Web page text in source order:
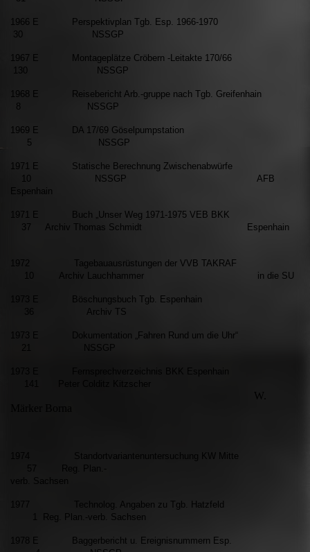
1966 E Perspektivplan Tgb. Esp. 1966-1970
30 NSSGP
1967 E Montageplätze Cröbern -Leitakte 170/66
130 NSSGP
1968 E Reisebericht Arb.-gruppe nach Tgb. Greifenhain
8 NSSGP
1969 E DA 17/69 Göselpumpstation
5 NSSGP
1971 E Statische Berechnung Zwischenabwürfe
10 NSSGP AFB
Espenhain
1971 E Buch „Unser Weg 1971-1975 VEB BKK
37
Archiv Thomas Schmidt Espenhain
1972 Tagebauausrüstungen der VVB TAKRAF
10 Archiv Lauchhammer in die SU
1973 E Böschungsbuch Tgb. Espenhain
36 Archiv TS
1973 E Dokumentation „Fahren Rund um die Uhr“
21 NSSGP
W.
1974 Standortvariantenuntersuchung KW Mitte
57 Reg. Plan.-
1977 Technolog. Angaben zu Tgb. Hatzfeld
1 Reg. Plan.-verb. Sachsen
1978 E Baggerbericht u. Ereignisnummern Esp.